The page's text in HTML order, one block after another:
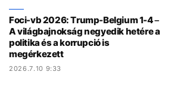
Foci-vb 2026: Trump-Belgium 1-4 –
A világbajnokság negyedik hetére a
politika és a korrupció is
megérkezett
2026.7.10 9:33